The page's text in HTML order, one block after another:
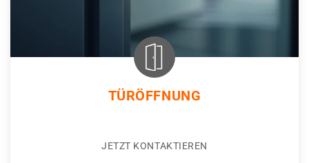
TÜRÖFFNUNG
JETZT KONTAKTIEREN